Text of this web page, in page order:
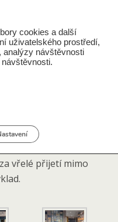
Nežárkou
vřelé přijetí mimo
cookies a další
uživatelského prostředí,
analýzy návštěvnosti